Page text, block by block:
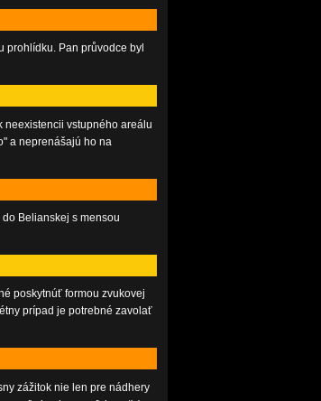
prohlídku. Pan průvodce byl
neexistencii vstupného areálu
a neprenášajú ho na
Belianskej s mensou
poskytnúť formou zvukovej
prípad je potrebné zavolať
zážitok nie len pre nádhery